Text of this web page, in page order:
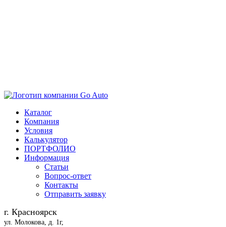
Каталог
Компания
Условия
Калькулятор
ПОРТФОЛИО
Информация
Статьи
Вопрос-ответ
Контакты
Отправить заявку
г. Красноярск
ул. Молокова, д. 1г,